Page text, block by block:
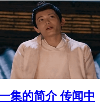
集的简介 传闻中